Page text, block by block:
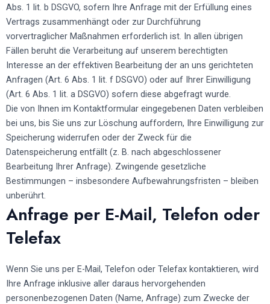
Abs. 1 lit. b DSGVO, sofern Ihre Anfrage mit der Erfüllung eines
Vertrags zusammenhängt oder zur Durchführung
vorvertraglicher Maßnahmen erforderlich ist. In allen übrigen
Fällen beruht die Verarbeitung auf unserem berechtigten
Interesse an der effektiven Bearbeitung der an uns gerichteten
Anfragen (Art. 6 Abs. 1 lit. f DSGVO) oder auf Ihrer Einwilligung
(Art. 6 Abs. 1 lit. a DSGVO) sofern diese abgefragt wurde.
Die von Ihnen im Kontaktformular eingegebenen Daten verbleiben
bei uns, bis Sie uns zur Löschung auffordern, Ihre Einwilligung zur
Speicherung widerrufen oder der Zweck für die
Datenspeicherung entfällt (z. B. nach abgeschlossener
Bearbeitung Ihrer Anfrage). Zwingende gesetzliche
Bestimmungen – insbesondere Aufbewahrungsfristen – bleiben
unberührt.
Anfrage per E-Mail, Telefon oder
Telefax
Wenn Sie uns per E-Mail, Telefon oder Telefax kontaktieren, wird
Ihre Anfrage inklusive aller daraus hervorgehenden
personenbezogenen Daten (Name, Anfrage) zum Zwecke der